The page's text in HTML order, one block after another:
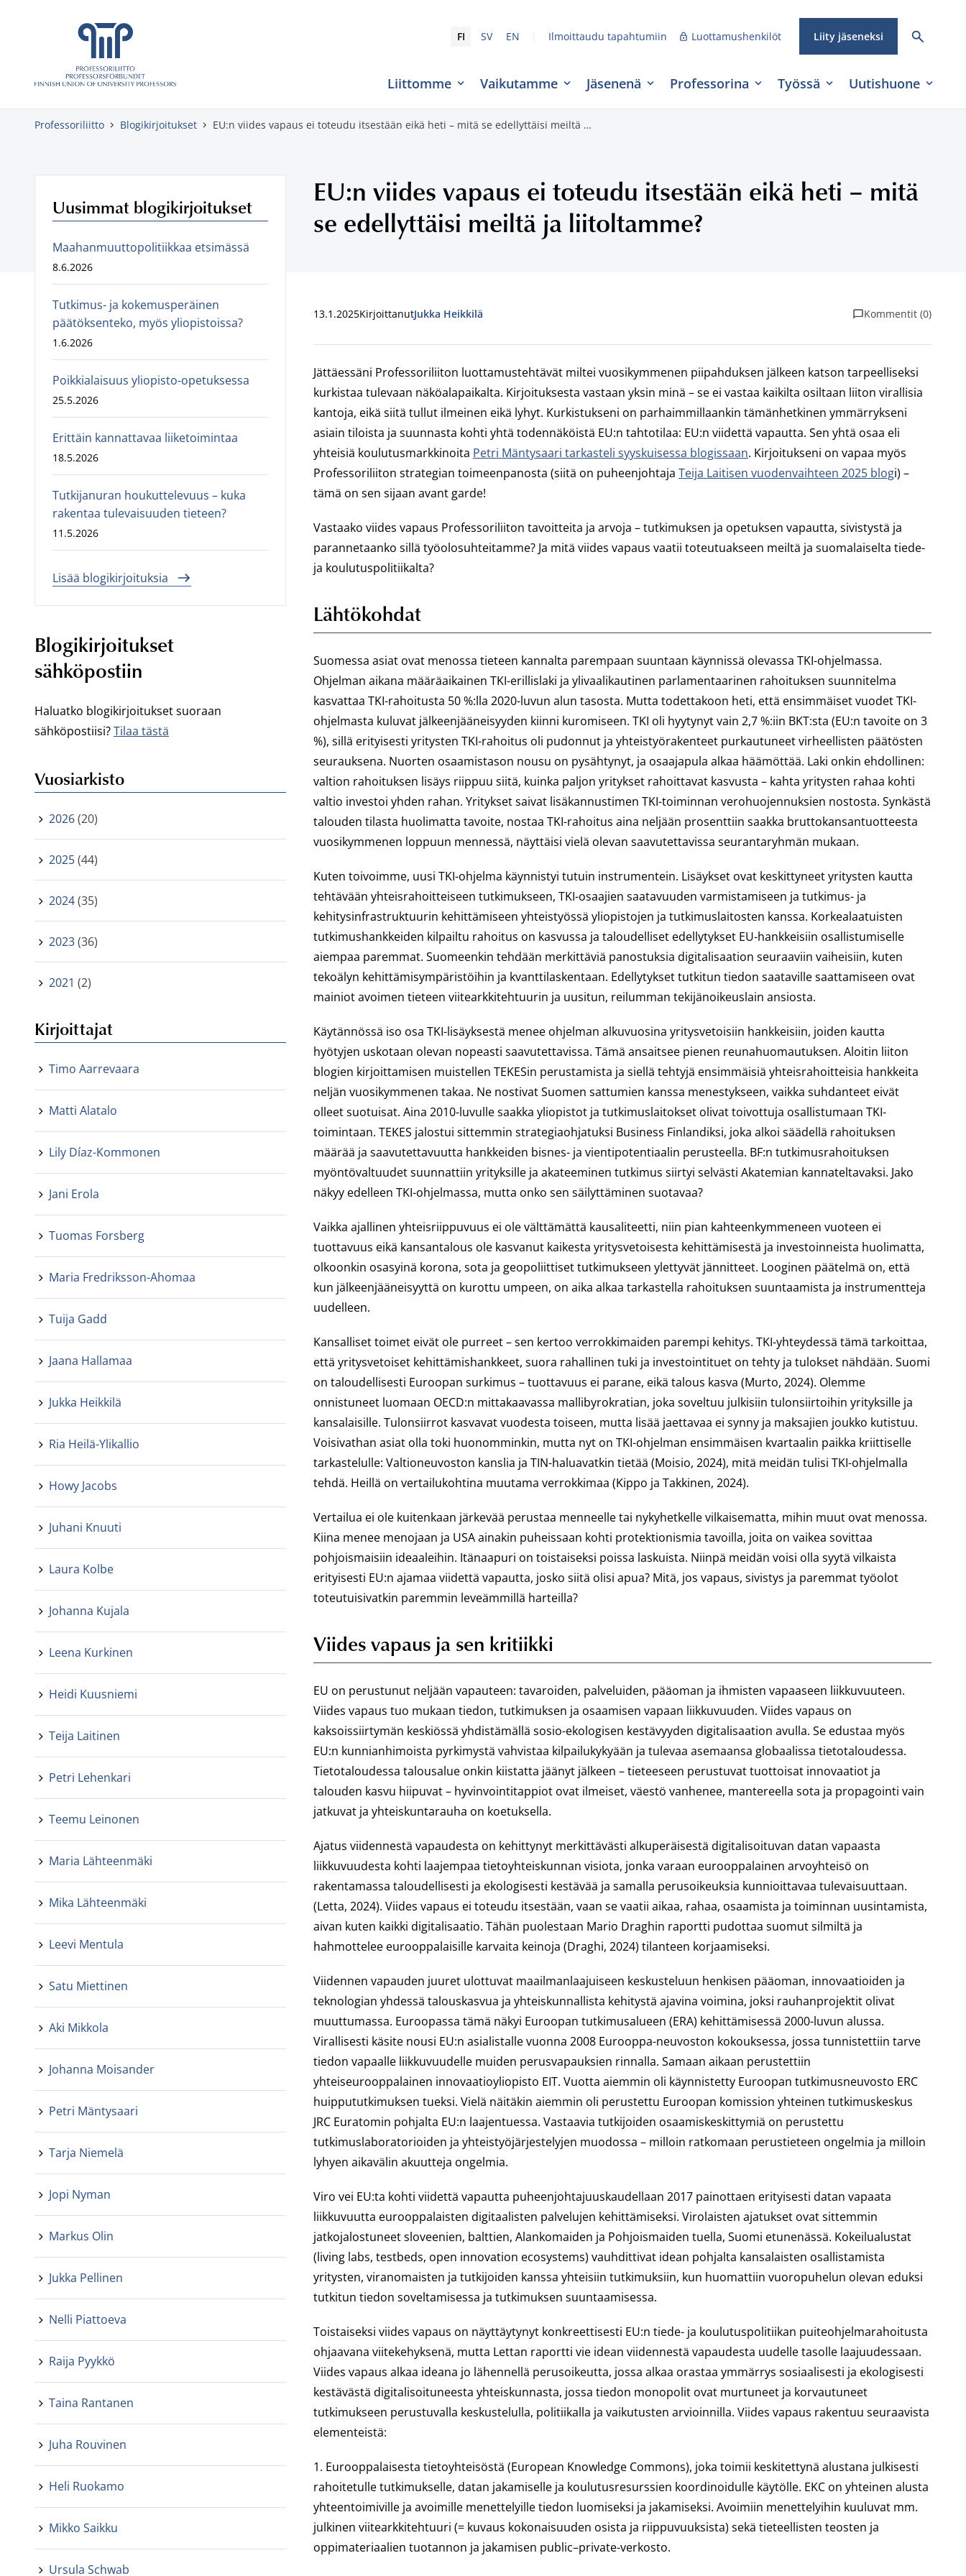
Skippaa sisältö
FI SV EN Ilmoittaudu tapahtumiin Luottamushenkilöt Liity jäseneksi
Liittomme Vaikutamme Jäsenenä Professorina Työssä Uutishuone
Professoriliitto Blogikirjoitukset EU:n viides vapaus ei toteudu itsestään eikä heti – mitä se edellyttäisi meiltä …
EU:n viides vapaus ei toteudu itsestään eikä heti – mitä
se edellyttäisi meiltä ja liitoltamme?
13.1.2025KirjoittanutJukka Heikkilä Kommentit (0)
Jättäessäni Professoriliiton luottamustehtävät miltei vuosikymmenen piipahduksen jälkeen katson tarpeelliseksi
kurkistaa tulevaan näköalapaikalta. Kirjoituksesta vastaan yksin minä – se ei vastaa kaikilta osiltaan liiton virallisia
kantoja, eikä siitä tullut ilmeinen eikä lyhyt. Kurkistukseni on parhaimmillaankin tämänhetkinen ymmärrykseni
asiain tiloista ja suunnasta kohti yhtä todennäköistä EU:n tahtotilaa: EU:n viidettä vapautta. Sen yhtä osaa eli
yhteisiä koulutusmarkkinoita Petri Mäntysaari tarkasteli syyskuisessa blogissaan. Kirjoitukseni on vapaa myös
Professoriliiton strategian toimeenpanosta (siitä on puheenjohtaja Teija Laitisen vuodenvaihteen 2025 blogi) –
tämä on sen sijaan avant garde!
Vastaako viides vapaus Professoriliiton tavoitteita ja arvoja – tutkimuksen ja opetuksen vapautta, sivistystä ja
parannetaanko sillä työolosuhteitamme? Ja mitä viides vapaus vaatii toteutuakseen meiltä ja suomalaiselta tiede-
ja koulutuspolitiikalta?
Lähtökohdat
Suomessa asiat ovat menossa tieteen kannalta parempaan suuntaan käynnissä olevassa TKI-ohjelmassa.
Ohjelman aikana määräaikainen TKI-erillislaki ja ylivaalikautinen parlamentaarinen rahoituksen suunnitelma
kasvattaa TKI-rahoitusta 50 %:lla 2020-luvun alun tasosta. Mutta todettakoon heti, että ensimmäiset vuodet TKI-
ohjelmasta kuluvat jälkeenjääneisyyden kiinni kuromiseen. TKI oli hyytynyt vain 2,7 %:iin BKT:sta (EU:n tavoite on 3
%), sillä erityisesti yritysten TKI-rahoitus oli pudonnut ja yhteistyörakenteet purkautuneet virheellisten päätösten
seurauksena. Nuorten osaamistason nousu on pysähtynyt, ja osaajapula alkaa häämöttää. Laki onkin ehdollinen:
valtion rahoituksen lisäys riippuu siitä, kuinka paljon yritykset rahoittavat kasvusta – kahta yritysten rahaa kohti
valtio investoi yhden rahan. Yritykset saivat lisäkannustimen TKI-toiminnan verohuojennuksien nostosta. Synkästä
talouden tilasta huolimatta tavoite, nostaa TKI-rahoitus aina neljään prosenttiin saakka bruttokansantuotteesta
vuosikymmenen loppuun mennessä, näyttäisi vielä olevan saavutettavissa seurantaryhmän mukaan.
Kuten toivoimme, uusi TKI-ohjelma käynnistyi tutuin instrumentein. Lisäykset ovat keskittyneet yritysten kautta
tehtävään yhteisrahoitteiseen tutkimukseen, TKI-osaajien saatavuuden varmistamiseen ja tutkimus- ja
kehitysinfrastruktuurin kehittämiseen yhteistyössä yliopistojen ja tutkimuslaitosten kanssa. Korkealaatuisten
tutkimushankkeiden kilpailtu rahoitus on kasvussa ja taloudelliset edellytykset EU-hankkeisiin osallistumiselle
aiempaa paremmat. Suomeenkin tehdään merkittäviä panostuksia digitalisaation seuraaviin vaiheisiin, kuten
tekoälyn kehittämisympäristöihin ja kvanttilaskentaan. Edellytykset tutkitun tiedon saataville saattamiseen ovat
mainiot avoimen tieteen viitearkkitehtuurin ja uusitun, reilumman tekijänoikeuslain ansiosta.
Käytännössä iso osa TKI-lisäyksestä menee ohjelman alkuvuosina yritysvetoisiin hankkeisiin, joiden kautta
hyötyjen uskotaan olevan nopeasti saavutettavissa. Tämä ansaitsee pienen reunahuomautuksen. Aloitin liiton
blogien kirjoittamisen muistellen TEKESin perustamista ja siellä tehtyjä ensimmäisiä yhteisrahoitteisia hankkeita
neljän vuosikymmenen takaa. Ne nostivat Suomen sattumien kanssa menestykseen, vaikka suhdanteet eivät
olleet suotuisat. Aina 2010-luvulle saakka yliopistot ja tutkimuslaitokset olivat toivottuja osallistumaan TKI-
toimintaan. TEKES jalostui sittemmin strategiaohjatuksi Business Finlandiksi, joka alkoi säädellä rahoituksen
määrää ja saavutettavuutta hankkeiden bisnes- ja vientipotentiaalin perusteella. BF:n tutkimusrahoituksen
myöntövaltuudet suunnattiin yrityksille ja akateeminen tutkimus siirtyi selvästi Akatemian kannateltavaksi. Jako
näkyy edelleen TKI-ohjelmassa, mutta onko sen säilyttäminen suotavaa?
Vaikka ajallinen yhteisriippuvuus ei ole välttämättä kausaliteetti, niin pian kahteenkymmeneen vuoteen ei
tuottavuus eikä kansantalous ole kasvanut kaikesta yritysvetoisesta kehittämisestä ja investoinneista huolimatta,
olkoonkin osasyinä korona, sota ja geopoliittiset tutkimukseen ylettyvät jännitteet. Looginen päätelmä on, että
kun jälkeenjääneisyyttä on kurottu umpeen, on aika alkaa tarkastella rahoituksen suuntaamista ja instrumentteja
uudelleen.
Kansalliset toimet eivät ole purreet – sen kertoo verrokkimaiden parempi kehitys. TKI-yhteydessä tämä tarkoittaa,
että yritysvetoiset kehittämishankkeet, suora rahallinen tuki ja investointituet on tehty ja tulokset nähdään. Suomi
on taloudellisesti Euroopan surkimus – tuottavuus ei parane, eikä talous kasva (Murto, 2024). Olemme
onnistuneet luomaan OECD:n mittakaavassa mallibyrokratian, joka soveltuu julkisiin tulonsiirtoihin yrityksille ja
kansalaisille. Tulonsiirrot kasvavat vuodesta toiseen, mutta lisää jaettavaa ei synny ja maksajien joukko kutistuu.
Voisivathan asiat olla toki huonomminkin, mutta nyt on TKI-ohjelman ensimmäisen kvartaalin paikka kriittiselle
tarkastelulle: Valtioneuvoston kanslia ja TIN-haluavatkin tietää (Moisio, 2024), mitä meidän tulisi TKI-ohjelmalla
tehdä. Heillä on vertailukohtina muutama verrokkimaa (Kippo ja Takkinen, 2024).
Vertailua ei ole kuitenkaan järkevää perustaa menneelle tai nykyhetkelle vilkaisematta, mihin muut ovat menossa.
Kiina menee menojaan ja USA ainakin puheissaan kohti protektionismia tavoilla, joita on vaikea sovittaa
pohjoismaisiin ideaaleihin. Itänaapuri on toistaiseksi poissa laskuista. Niinpä meidän voisi olla syytä vilkaista
erityisesti EU:n ajamaa viidettä vapautta, josko siitä olisi apua? Mitä, jos vapaus, sivistys ja paremmat työolot
toteutuisivatkin paremmin leveämmillä harteilla?
Viides vapaus ja sen kritiikki
EU on perustunut neljään vapauteen: tavaroiden, palveluiden, pääoman ja ihmisten vapaaseen liikkuvuuteen.
Viides vapaus tuo mukaan tiedon, tutkimuksen ja osaamisen vapaan liikkuvuuden. Viides vapaus on
kaksoissiirtymän keskiössä yhdistämällä sosio-ekologisen kestävyyden digitalisaation avulla. Se edustaa myös
EU:n kunnianhimoista pyrkimystä vahvistaa kilpailukykyään ja tulevaa asemaansa globaalissa tietotaloudessa.
Tietotaloudessa talousalue onkin kiistatta jäänyt jälkeen – tieteeseen perustuvat tuottoisat innovaatiot ja
talouden kasvu hiipuvat – hyvinvointitappiot ovat ilmeiset, väestö vanhenee, mantereella sota ja propagointi vain
jatkuvat ja yhteiskuntarauha on koetuksella.
Ajatus viidennestä vapaudesta on kehittynyt merkittävästi alkuperäisestä digitalisoituvan datan vapaasta
liikkuvuudesta kohti laajempaa tietoyhteiskunnan visiota, jonka varaan eurooppalainen arvoyhteisö on
rakentamassa taloudellisesti ja ekologisesti kestävää ja samalla perusoikeuksia kunnioittavaa tulevaisuuttaan.
(Letta, 2024). Viides vapaus ei toteudu itsestään, vaan se vaatii aikaa, rahaa, osaamista ja toiminnan uusintamista,
aivan kuten kaikki digitalisaatio. Tähän puolestaan Mario Draghin raportti pudottaa suomut silmiltä ja
hahmottelee eurooppalaisille karvaita keinoja (Draghi, 2024) tilanteen korjaamiseksi.
Viidennen vapauden juuret ulottuvat maailmanlaajuiseen keskusteluun henkisen pääoman, innovaatioiden ja
teknologian yhdessä talouskasvua ja yhteiskunnallista kehitystä ajavina voimina, joksi rauhanprojektit olivat
muuttumassa. Euroopassa tämä näkyi Euroopan tutkimusalueen (ERA) kehittämisessä 2000-luvun alussa.
Virallisesti käsite nousi EU:n asialistalle vuonna 2008 Eurooppa-neuvoston kokouksessa, jossa tunnistettiin tarve
tiedon vapaalle liikkuvuudelle muiden perusvapauksien rinnalla. Samaan aikaan perustettiin
yhteiseurooppalainen innovaatioyliopisto EIT. Vuotta aiemmin oli käynnistetty Euroopan tutkimusneuvosto ERC
huippututkimuksen tueksi. Vielä näitäkin aiemmin oli perustettu Euroopan komission yhteinen tutkimuskeskus
JRC Euratomin pohjalta EU:n laajentuessa. Vastaavia tutkijoiden osaamiskeskittymiä on perustettu
tutkimuslaboratorioiden ja yhteistyöjärjestelyjen muodossa – milloin ratkomaan perustieteen ongelmia ja milloin
lyhyen aikavälin akuutteja ongelmia.
Viro vei EU:ta kohti viidettä vapautta puheenjohtajuuskaudellaan 2017 painottaen erityisesti datan vapaata
liikkuvuutta eurooppalaisten digitaalisten palvelujen kehittämiseksi. Virolaisten ajatukset ovat sittemmin
jatkojalostuneet sloveenien, balttien, Alankomaiden ja Pohjoismaiden tuella, Suomi etunenässä. Kokeilualustat
(living labs, testbeds, open innovation ecosystems) vauhdittivat idean pohjalta kansalaisten osallistamista
yritysten, viranomaisten ja tutkijoiden kanssa yhteisiin tutkimuksiin, kun huomattiin vuoropuhelun olevan eduksi
tutkitun tiedon soveltamisessa ja tutkimuksen suuntaamisessa.
Toistaiseksi viides vapaus on näyttäytynyt konkreettisesti EU:n tiede- ja koulutuspolitiikan puiteohjelmarahoitusta
ohjaavana viitekehyksenä, mutta Lettan raportti vie idean viidennestä vapaudesta uudelle tasolle laajuudessaan.
Viides vapaus alkaa ideana jo lähennellä perusoikeutta, jossa alkaa orastaa ymmärrys sosiaalisesti ja ekologisesti
kestävästä digitalisoituneesta yhteiskunnasta, jossa tiedon monopolit ovat murtuneet ja korvautuneet
tutkimukseen perustuvalla keskustelulla, politiikalla ja vaikutusten arvioinnilla. Viides vapaus rakentuu seuraavista
elementeistä:
1. Eurooppalaisesta tietoyhteisöstä (European Knowledge Commons), joka toimii keskitettynä alustana julkisesti
rahoitetulle tutkimukselle, datan jakamiselle ja koulutusresurssien koordinoidulle käytölle. EKC on yhteinen alusta
yhteentoimiville ja avoimille menettelyille tiedon luomiseksi ja jakamiseksi. Avoimiin menettelyihin kuuluvat mm.
julkinen viitearkkitehtuuri (= kuvaus kokonaisuuden osista ja riippuvuuksista) sekä tieteellisten teosten ja
oppimateriaalien tuotannon ja jakamisen public–private-verkosto.
Uusimmat blogikirjoitukset
Maahanmuuttopolitiikkaa etsimässä
8.6.2026
Tutkimus- ja kokemusperäinen
päätöksenteko, myös yliopistoissa?
1.6.2026
Poikkialaisuus yliopisto-opetuksessa
25.5.2026
Erittäin kannattavaa liiketoimintaa
18.5.2026
Tutkijanuran houkuttelevuus – kuka
rakentaa tulevaisuuden tieteen?
11.5.2026
Lisää blogikirjoituksia
Blogikirjoitukset
sähköpostiin
Haluatko blogikirjoitukset suoraan
sähköpostiisi?Tilaa tästä
Vuosiarkisto
2026(20)
2025(44)
2024(35)
2023(36)
2021 (2)
Kirjoittajat
Timo Aarrevaara
Matti Alatalo
Lily Díaz-Kommonen
Jani Erola
Tuomas Forsberg
Maria Fredriksson-Ahomaa
Tuija Gadd
Jaana Hallamaa
Jukka Heikkilä
Ria Heilä-Ylikallio
Howy Jacobs
Juhani Knuuti
Laura Kolbe
Johanna Kujala
Leena Kurkinen
Heidi Kuusniemi
Teija Laitinen
Petri Lehenkari
Teemu Leinonen
Maria Lähteenmäki
Mika Lähteenmäki
Leevi Mentula
Satu Miettinen
Aki Mikkola
Johanna Moisander
Petri Mäntysaari
Tarja Niemelä
Jopi Nyman
Markus Olin
Jukka Pellinen
Nelli Piattoeva
Raija Pyykkö
Taina Rantanen
Juha Rouvinen
Heli Ruokamo
Mikko Saikku
Ursula Schwab